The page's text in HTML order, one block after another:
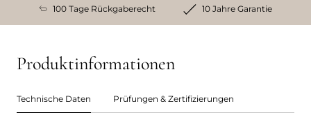
100 Tage Rückgaberecht 10 Jahre Garantie
Produktinformationen
Technische Daten Prüfungen & Zertifizierungen